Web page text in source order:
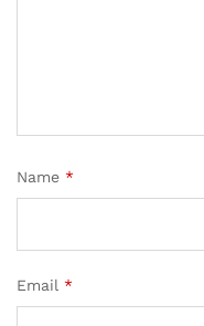
Name *
Email *